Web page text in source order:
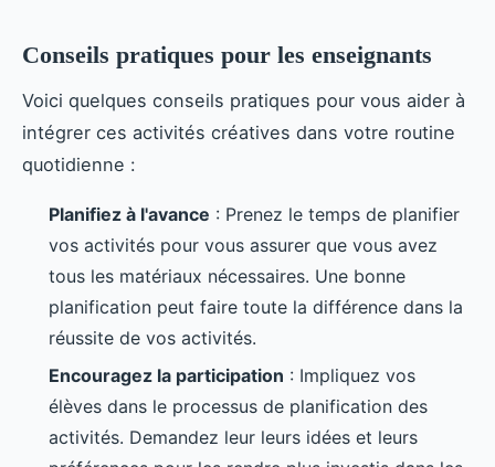
Conseils pratiques pour les enseignants
Voici quelques conseils pratiques pour vous aider à
intégrer ces activités créatives dans votre routine
quotidienne :
Planifiez à l'avance : Prenez le temps de planifier
vos activités pour vous assurer que vous avez
tous les matériaux nécessaires. Une bonne
planification peut faire toute la différence dans la
réussite de vos activités.
Encouragez la participation : Impliquez vos
élèves dans le processus de planification des
activités. Demandez leur leurs idées et leurs